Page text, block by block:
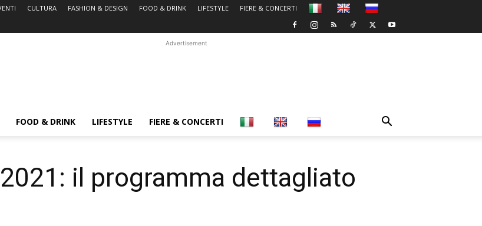
CULTURA FASHION & DESIGN FOOD & DRINK LIFESTYLE FIERE & CONCERTI
Advertisement
FOOD & DRINK LIFESTYLE FIERE & CONCERTI
il programma dettagliato